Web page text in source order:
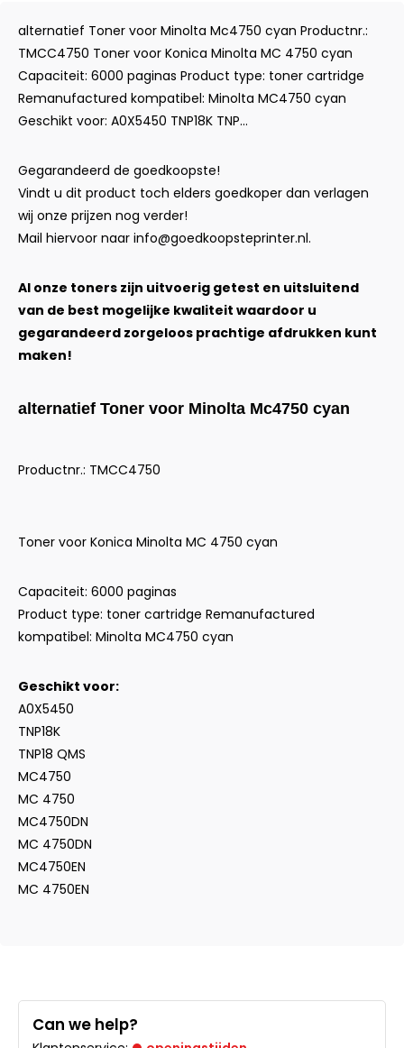
alternatief Toner voor Minolta Mc4750 cyan Productnr.:
TMCC4750 Toner voor Konica Minolta MC 4750 cyan
Capaciteit: 6000 paginas Product type: toner cartridge
Remanufactured kompatibel: Minolta MC4750 cyan
Geschikt voor: A0X5450 TNP18K TNP...
Gegarandeerd de goedkoopste!
Vindt u dit product toch elders goedkoper dan verlagen
wij onze prijzen nog verder!
Mail hiervoor naar info@goedkoopsteprinter.nl.
Al onze toners zijn uitvoerig getest en uitsluitend
van de best mogelijke kwaliteit waardoor u
gegarandeerd zorgeloos prachtige afdrukken kunt
maken!
alternatief Toner voor Minolta Mc4750 cyan
Productnr.: TMCC4750
Toner voor Konica Minolta MC 4750 cyan
Capaciteit: 6000 paginas
Product type: toner cartridge Remanufactured
kompatibel: Minolta MC4750 cyan
Geschikt voor:
A0X5450
TNP18K
TNP18 QMS
MC4750
MC 4750
MC4750DN
MC 4750DN
MC4750EN
MC 4750EN
Can we help?